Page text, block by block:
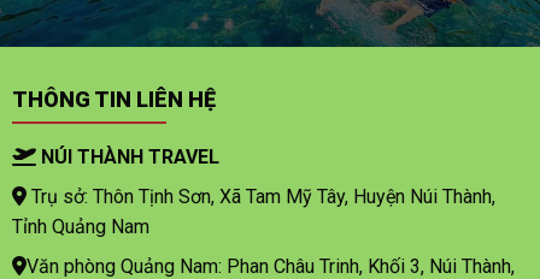
THÔNG TIN LIÊN HỆ
NÚI THÀNH TRAVEL
Trụ sở: Thôn Tịnh Sơn, Xã Tam Mỹ Tây, Huyện Núi Thành,
Tỉnh Quảng Nam
Văn phòng Quảng Nam: Phan Châu Trinh, Khối 3, Núi Thành,